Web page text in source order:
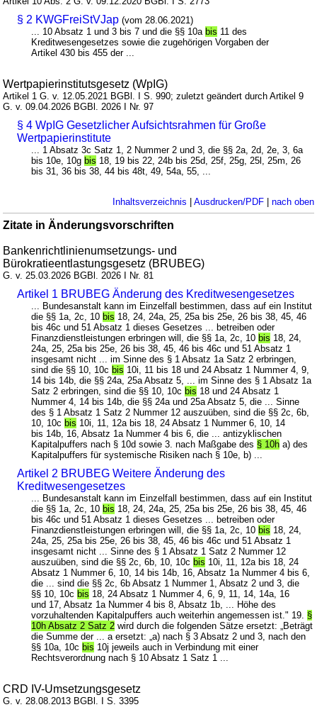
§ 2 KWGFreiStVJap (vom 28.06.2021)
... 10 Absatz 1 und 3 bis 7 und die §§ 10abis 11 des
Kreditwesengesetzes sowie die zugehörigen Vorgaben der
Artikel 430 bis 455 der ...
Wertpapierinstitutsgesetz (WpIG)
Artikel 1 G. v. 12.05.2021 BGBl. I S. 990; zuletzt geändert durch Artikel 9
G. v. 09.04.2026 BGBl. 2026 I Nr. 97
§ 4 WpIG Gesetzlicher Aufsichtsrahmen für Große
Wertpapierinstitute
... 1 Absatz 3c Satz 1, 2 Nummer 2 und 3, die §§ 2a, 2d, 2e, 3, 6a
bis 10e, 10gbis 18, 19 bis 22, 24b bis 25d, 25f, 25g, 25l, 25m, 26
bis 31, 36 bis 38, 44 bis 48t, 49, 54a, 55, ...
Inhaltsverzeichnis | Ausdrucken/PDF| nach oben
Zitate in Änderungsvorschriften
Bankenrichtlinienumsetzungs- und
Bürokratieentlastungsgesetz (BRUBEG)
G. v. 25.03.2026 BGBl. 2026 I Nr. 81
Artikel 1 BRUBEG Änderung des Kreditwesengesetzes
... Bundesanstalt kann im Einzelfall bestimmen, dass auf ein Institut
die §§ 1a, 2c, 10bis 18, 24, 24a, 25, 25a bis 25e, 26 bis 38, 45, 46
bis 46c und 51 Absatz 1 dieses Gesetzes ... betreiben oder
Finanzdienstleistungen erbringen will, die §§ 1a, 2c, 10bis 18, 24,
24a, 25, 25a bis 25e, 26 bis 38, 45, 46 bis 46c und 51 Absatz 1
insgesamt nicht ... im Sinne des § 1 Absatz 1a Satz 2 erbringen,
sind die §§ 10, 10cbis 10i, 11 bis 18 und 24 Absatz 1 Nummer 4, 9,
14 bis 14b, die §§ 24a, 25a Absatz 5, ... im Sinne des § 1 Absatz 1a
Satz 2 erbringen, sind die §§ 10, 10cbis 18 und 24 Absatz 1
Nummer 4, 14 bis 14b, die §§ 24a und 25a Absatz 5, die ... Sinne
des § 1 Absatz 1 Satz 2 Nummer 12 auszuüben, sind die §§ 2c, 6b,
10, 10cbis 10i, 11, 12a bis 18, 24 Absatz 1 Nummer 6, 10, 14
bis 14b, 16, Absatz 1a Nummer 4 bis 6, die ... antizyklischen
Kapitalpuffers nach § 10d sowie 3. nach Maßgabe des § 10h a) des
Kapitalpuffers für systemische Risiken nach § 10e, b) ...
Artikel 2 BRUBEG Weitere Änderung des
Kreditwesengesetzes
... Bundesanstalt kann im Einzelfall bestimmen, dass auf ein Institut
die §§ 1a, 2c, 10bis 18, 24, 24a, 25, 25a bis 25e, 26 bis 38, 45, 46
bis 46c und 51 Absatz 1 dieses Gesetzes ... betreiben oder
Finanzdienstleistungen erbringen will, die §§ 1a, 2c, 10bis 18, 24,
24a, 25, 25a bis 25e, 26 bis 38, 45, 46 bis 46c und 51 Absatz 1
insgesamt nicht ... Sinne des § 1 Absatz 1 Satz 2 Nummer 12
auszuüben, sind die §§ 2c, 6b, 10, 10cbis 10i, 11, 12a bis 18, 24
Absatz 1 Nummer 6, 10, 14 bis 14b, 16, Absatz 1a Nummer 4 bis 6,
die ... sind die §§ 2c, 6b Absatz 1 Nummer 1, Absatz 2 und 3, die
§§ 10, 10cbis 18, 24 Absatz 1 Nummer 4, 6, 9, 11, 14, 14a, 16
und 17, Absatz 1a Nummer 4 bis 8, Absatz 1b, ... Höhe des
vorzuhaltenden Kapitalpuffers auch weiterhin angemessen ist." 19. §
10h Absatz 2 Satz 2 wird durch die folgenden Sätze ersetzt: „Beträgt
die Summe der ... a ersetzt: „a) nach § 3 Absatz 2 und 3, nach den
§§ 10a, 10cbis 10j jeweils auch in Verbindung mit einer
Rechtsverordnung nach § 10 Absatz 1 Satz 1 ...
CRD IV-Umsetzungsgesetz
G. v. 28.08.2013 BGBl. I S. 3395